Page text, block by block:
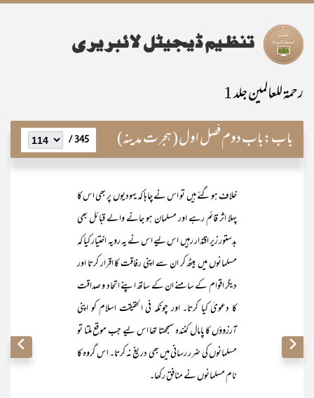
رحمۃ للعالمین جلد 1
باب:باب دوم فصل اول ( ہجرت مدینہ) 345 /
خلاف ہو گئے ہیں تو اس نے چاہا کہ یہودیوں پر بھی اس کا
پہلا اثر قائم رہے اور مسلمان ہو جانے والے قبائل بھی
بدستور زیر اقتدار رہیں اس لیے اس نے یہ رویہ اختیار کیا کہ
مسلمانوں میں بیٹھ کر ان سے اپنی رفاقت کا اقرار کرتا اور
دیگر اقوام کے سامنے ان کے ساتھ اپنے اتحاد و صداقت
کا دعویٰ کیا کرتا۔ اور چونکہ فی الحقیقت اسلام کو اپنی
آرزوؤں کا پامال کنندہ سمجھتا تھا اس لیے جب موقع ملتا تو
مسلمانوں کی ضرر رسانی میں بھی دریغ نہ کرتا۔ اس گروہ کا
نام مسلمانوں نے منافق رکھا۔